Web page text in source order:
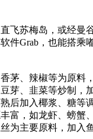
飞苏梅岛，或经曼
软件Grab，也能搭
香茅、辣椒等为原料
芽、韭菜等炒制，
熟后加入椰浆、糖等
富，如龙虾、螃蟹
丝为主要原料，加入